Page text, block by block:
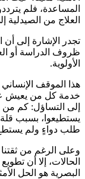
فلم
من الصيدلية
الإشارة إلى أن
الدراسة أو
الموقف الإنساني
كل من يعيش على
التساؤل: كم من
بسبب قلة
دواءٍ ولم
الرغم من ثقتنا
إلا أن تطويع
هو الحل